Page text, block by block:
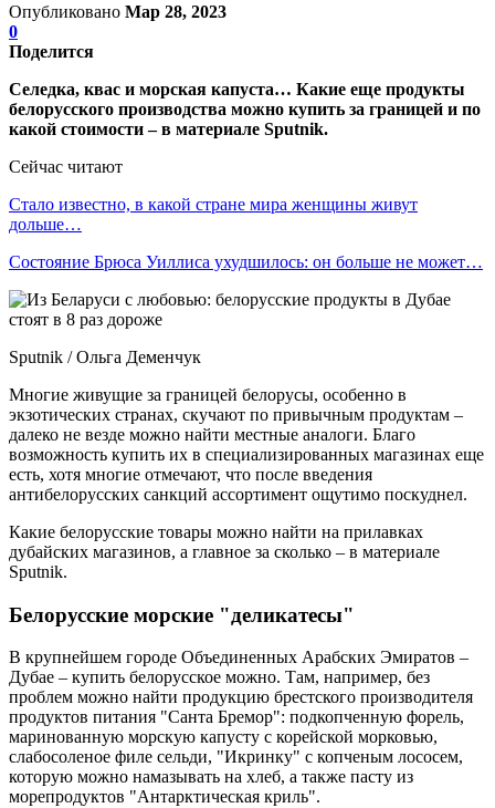
Опубликовано Мар 28, 2023
0
Поделится
Селедка, квас и морская капуста… Какие еще продукты
белорусского производства можно купить за границей и по
какой стоимости – в материале Sputnik.
Сейчас читают
Стало известно, в какой стране мира женщины живут
дольше…
Состояние Брюса Уиллиса ухудшилось: он больше не может…
Sputnik / Ольга Деменчук
Многие живущие за границей белорусы, особенно в
экзотических странах, скучают по привычным продуктам –
далеко не везде можно найти местные аналоги. Благо
возможность купить их в специализированных магазинах еще
есть, хотя многие отмечают, что после введения
антибелорусских санкций ассортимент ощутимо поскуднел.
Какие белорусские товары можно найти на прилавках
дубайских магазинов, а главное за сколько – в материале
Sputnik.
Белорусские морские "деликатесы"
В крупнейшем городе Объединенных Арабских Эмиратов –
Дубае – купить белорусское можно. Там, например, без
проблем можно найти продукцию брестского производителя
продуктов питания "Санта Бремор": подкопченную форель,
маринованную морскую капусту с корейской морковью,
слабосоленое филе сельди, "Икринку" с копченым лососем,
которую можно намазывать на хлеб, а также пасту из
морепродуктов "Антарктическая криль".